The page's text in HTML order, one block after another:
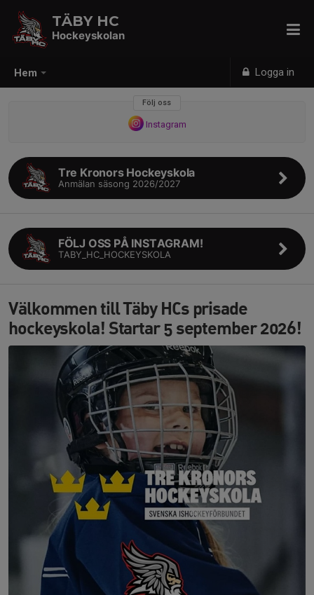
Hem Logga in
TÄBY HC
Hockeyskolan
Följ oss
Instagram
Tre Kronors Hockeyskola
Anmälan säsong 2026/2027
FÖLJ OSS PÅ INSTAGRAM!
TABY_HC_HOCKEYSKOLA
Välkommen till Täby HCs prisade
hockeyskola! Startar 5 september 2026!